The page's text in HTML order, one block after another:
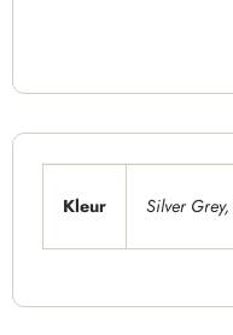
Kleur Silver Grey,